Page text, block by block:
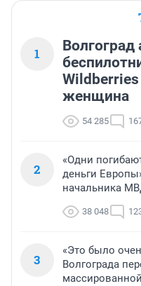
1
Волгоград
Wildberries
женщина
54 285
2
«Одни
деньги
начальника
38 048
3
«Это было
Волгограда